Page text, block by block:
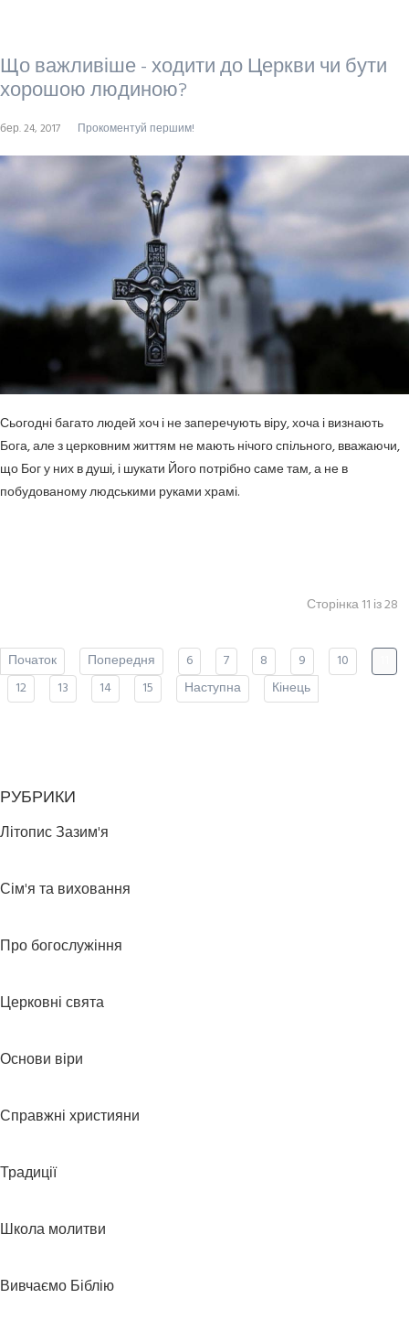
Що важливіше - ходити до Церкви чи бути
хорошою людиною?
бер. 24, 2017 Прокоментуй першим!
Сьогодні багато людей хоч і не заперечують віру, хоча і визнають
Бога, але з церковним життям не мають нічого спільного, вважаючи,
що Бог у них в душі, і шукати Його потрібно саме там, а не в
побудованому людськими руками храмі.
Сторінка 11 із 28
Початок Попередня 6 7 8 9 10
12
13 14 15 Наступна Кінець
РУБРИКИ
Літопис Зазим'я
Сім'я та виховання
Про богослужіння
Церковні свята
Основи віри
Справжні християни
Традиції
Школа молитви
Вивчаємо Біблію